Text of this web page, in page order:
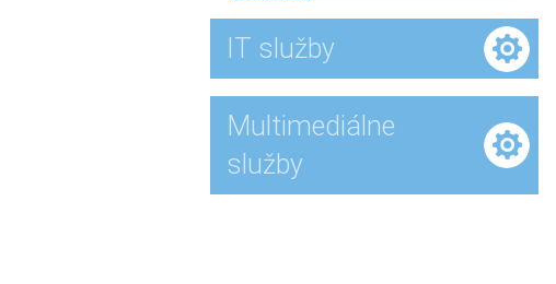
IT služby
Multimediálne
služby